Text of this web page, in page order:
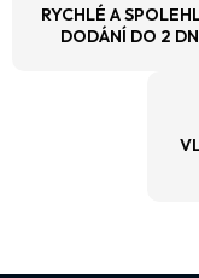
RYCHLÉ A
DODÁNÍ DO 2